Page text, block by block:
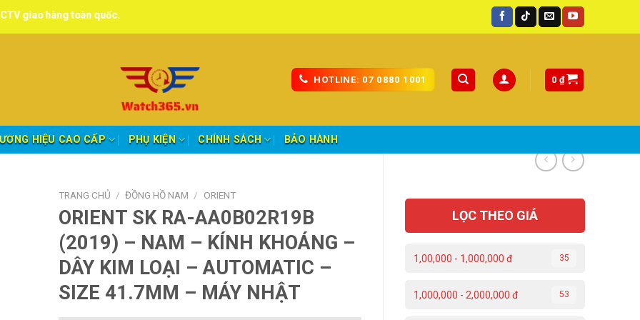
toàn quốc.
HOTLINE: 07 0880 1001 0 ₫
HIỆU CAO CẤP PHỤ KIỆN CHÍNH SÁCH BẢO HÀNH
LỌC THEO GIÁ
1,00,000 - 1,000,000 đ 35
1,000,000 - 2,000,000 đ 53
TRANG CHỦ / ĐỒNG HỒ NAM / ORIENT
ORIENT SK RA-AA0B02R19B
(2019) – NAM – KÍNH KHOÁNG –
DÂY KIM LOẠI – AUTOMATIC –
SIZE 41.7MM – MÁY NHẬT